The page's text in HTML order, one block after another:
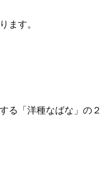
ます。
る「洋種なばな」の２